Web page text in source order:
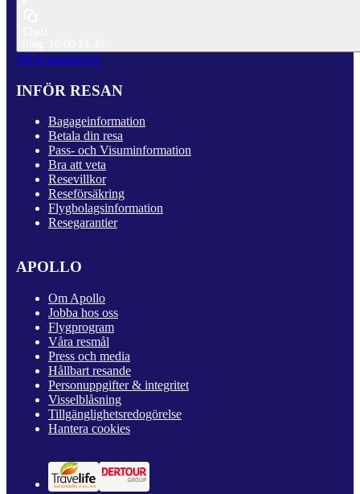
Till Kundservice
INFÖR RESAN
Bagageinformation
Betala din resa
Pass- och Visuminformation
Bra att veta
Resevillkor
Reseförsäkring
Flygbolagsinformation
Resegarantier
APOLLO
Om Apollo
Jobba hos oss
Flygprogram
Våra resmål
Press och media
Hållbart resande
Personuppgifter & integritet
Visselblåsning
Tillgänglighetsredogörelse
Hantera cookies